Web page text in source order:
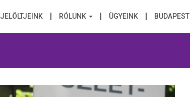
JELÖLTJEINK RÓLUNK ÜGYEINK BUDAPEST